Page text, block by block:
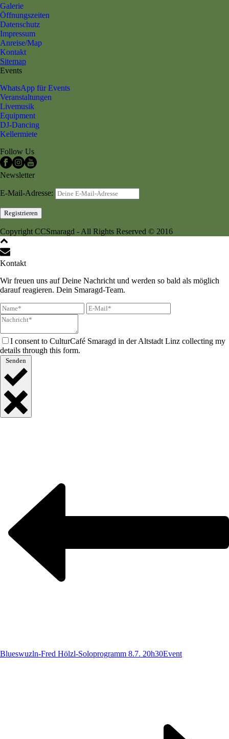
Galerie
Öffnungszeiten
Datenschutz
Impressum
Anreise/Map
Kontakt
Sitemap
Events
WhatsApp für Events
Veranstaltungen
Livemusik
Equipment
DJ-Dancing
Kellermiete
Follow Us
Newsletter
E-Mail-Adresse:
Copyright CCSmaragd - All Rights Reserved © 2016
Kontakt
Wir freuen uns auf Deine Nachricht und werden so bald als möglich
darauf reagieren. Dein Smaragd-Team.
I consent to CulturCafé Smaragd in der Altstadt Linz collecting my
details through this form.
Senden
Blueswuzln-Fred Hölzl-Soloprogramm 8.7. 20h30Event